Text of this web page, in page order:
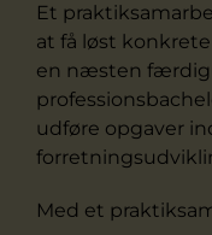
Et
at få løst
en næsten
udføre opgaver
Med et